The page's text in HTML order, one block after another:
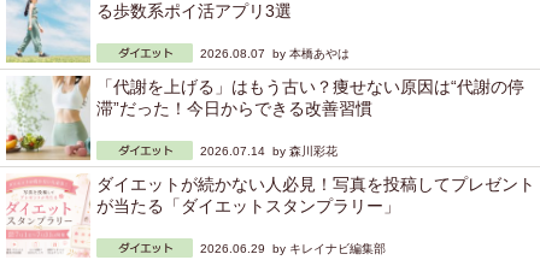
る歩数系ポイ活アプリ3選
2026.08.07 by 本橋あやは
「代謝を上げる」はもう古い？痩せない原因は“代謝の停
滞”だった！今日からできる改善習慣
2026.07.14 by 森川彩花
ダイエットが続かない人必見！写真を投稿してプレゼント
が当たる「ダイエットスタンプラリー」
2026.06.29 by キレイナビ編集部